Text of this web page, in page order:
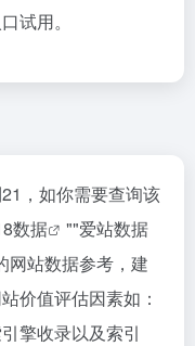
试用。
，如你需要查询该
数据 ""爱站数据
网站数据参考，建
价值评估因素如：
擎收录以及索引